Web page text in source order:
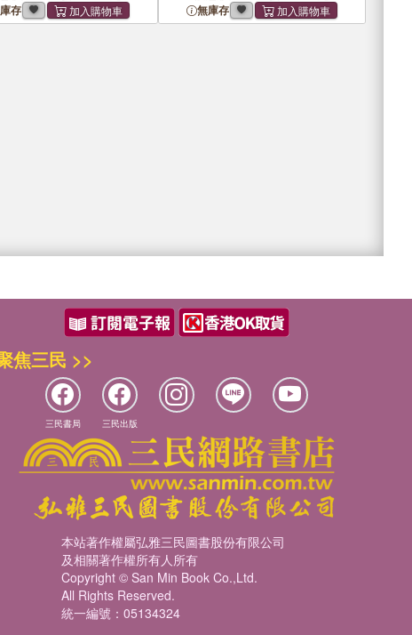
存 無庫存
焦三民 >>
三民書局 三民出版
本站著作權屬弘雅三民圖書股份有限公司
及相關著作權所有人所有
Copyright © San Min Book Co.,Ltd.
All Rights Reserved.
統一編號：05134324